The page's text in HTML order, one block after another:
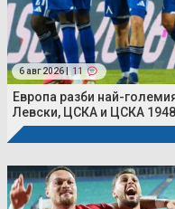
6 авг 2026 | 11
Европа разби най-
Левски, ЦСКА и ЦСКА